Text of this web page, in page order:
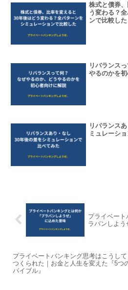
株式と債券
う変わる？
ンで比較した
リバランス
やるのかを
リバランス
ミュレーシ
プライベー
ラバンしよ
プライベートバンキング思考はこうして
つくられた｜お金と人生を変えた『5つ
バイブル』